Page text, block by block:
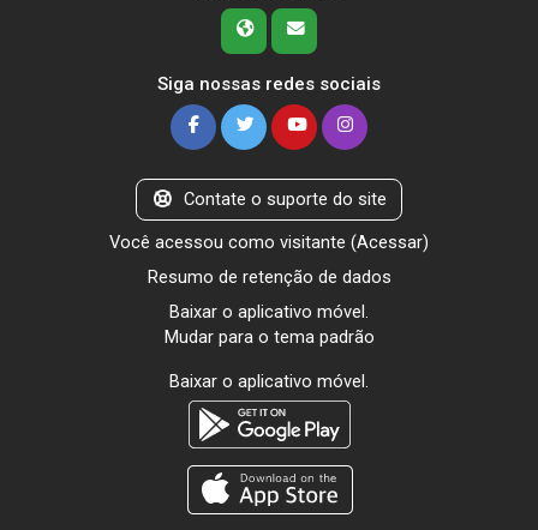
Siga nossas redes sociais
Contate o suporte do site
Você acessou como visitante (Acessar)
Resumo de retenção de dados
Baixar o aplicativo móvel.
Mudar para o tema padrão
Baixar o aplicativo móvel.